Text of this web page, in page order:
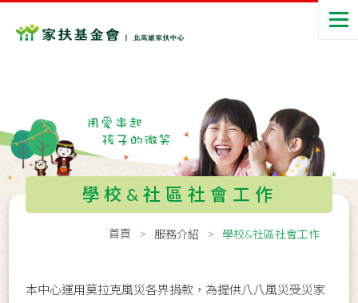
學校&社區社會工作
首頁 服務介紹 學校&社區社會工作
本中心運用莫拉克風災各界捐款，為提供八八風災受災家